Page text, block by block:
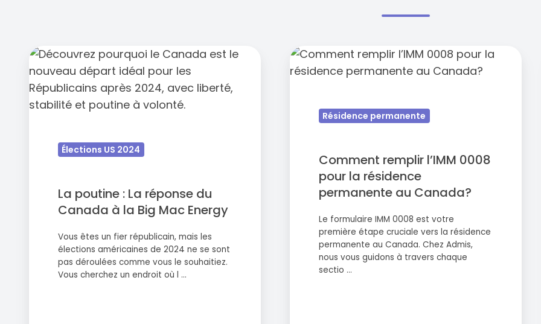
La
poutine
:
La
Canada
Energy
Élections US 2024
La poutine : La réponse du
Canada à la Big Mac Energy
Vous êtes un fier républicain, mais les
élections américaines de 2024 ne se sont
pas déroulées comme vous le souhaitiez.
Vous cherchez un endroit où l …
Comment
remplir
résidence
permanente
Résidence permanente
Comment remplir l’IMM 0008
pour la résidence
permanente au Canada?
Le formulaire IMM 0008 est votre
première étape cruciale vers la résidence
permanente au Canada. Chez Admis,
nous vous guidons à travers chaque
sectio …